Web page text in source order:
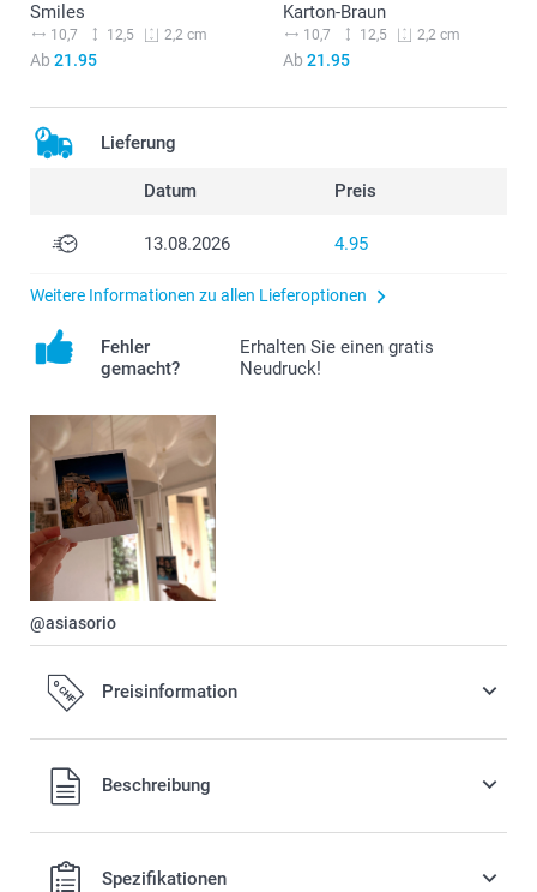
Smiles
10,7 12,5 2,2 cm
Ab 21.95
Karton-Braun
10,7 12,5 2,2 cm
Ab 21.95
Lieferung
Datum Preis
13.08.2026 4.95
Weitere Informationen zu allen Lieferoptionen
Fehler
gemacht?
Erhalten Sie einen gratis
Neudruck!
@asiasorio
Preisinformation
Alle Preise verstehen sich in Schweizer Franken (CHF) inkl.
MwSt. und zzgl. Versandkosten.
Beschreibung
Spezifikationen